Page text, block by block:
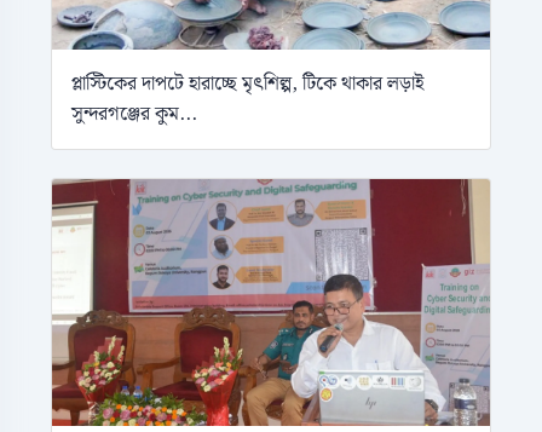
প্লাস্টিকের দাপটে হারাচ্ছে মৃৎশিল্প, টিকে থাকার লড়াই
সুন্দরগঞ্জের কুম...